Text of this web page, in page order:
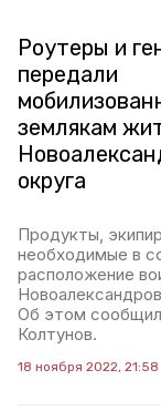
Роутеры и
передали
землякам
округа
Продукты,
необходимые в
расположение
Об этом сообщил
Колтунов.
18 ноября 2022, 21:58